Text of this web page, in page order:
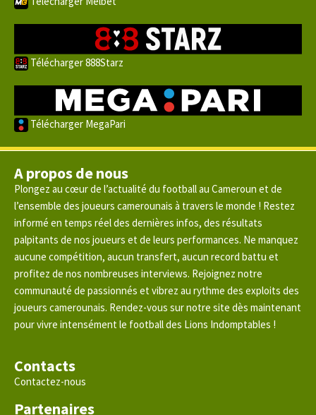
Télécharger 888Starz
Télécharger MegaPari
A propos de nous
Plongez au cœur de l’actualité du football au Cameroun et de
l’ensemble des joueurs camerounais à travers le monde ! Restez
informé en temps réel des dernières infos, des résultats
palpitants de nos joueurs et de leurs performances. Ne manquez
aucune compétition, aucun transfert, aucun record battu et
profitez de nos nombreuses interviews. Rejoignez notre
communauté de passionnés et vibrez au rythme des exploits des
joueurs camerounais. Rendez-vous sur notre site dès maintenant
pour vivre intensément le football des Lions Indomptables !
Contacts
Contactez-nous
Partenaires